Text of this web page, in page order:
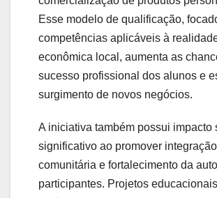
Esse modelo de qualificação,
competências aplicáveis à
econômica local, aumenta as
sucesso profissional dos alunos e
surgimento de novos negócios.
A iniciativa também possui impacto
significativo ao promover integração
comunitária e fortalecimento da
participantes. Projetos